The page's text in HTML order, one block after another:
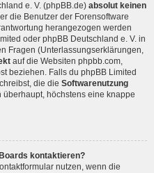
e. V. (phpBB.de) absolut keinen
die Benutzer der Forensoftware
herangezogen werden
oder phpBB Deutschland e. V. in
Fragen (Unterlassungserklärungen,
auf die Websiten phpbb.com,
beziehen. Falls du phpBB Limited
die die Softwarenutzung
überhaupt, höchstens eine knappe
kontaktieren?
nutzen, wenn die